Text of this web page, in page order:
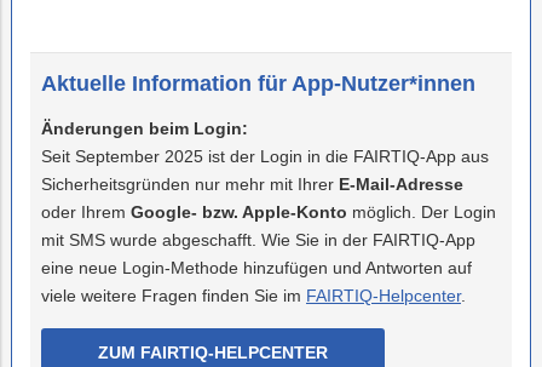
Aktuelle Information für App-Nutzer*innen
Änderungen beim Login:
Seit September 2025 ist der Login in die FAIRTIQ-App aus
Sicherheitsgründen nur mehr mit Ihrer E-Mail-Adresse
oder Ihrem Google- bzw. Apple-Konto möglich. Der Login
mit SMS wurde abgeschafft. Wie Sie in der FAIRTIQ-App
eine neue Login-Methode hinzufügen und Antworten auf
viele weitere Fragen finden Sie im FAIRTIQ-Helpcenter.
ZUM FAIRTIQ-HELPCENTER